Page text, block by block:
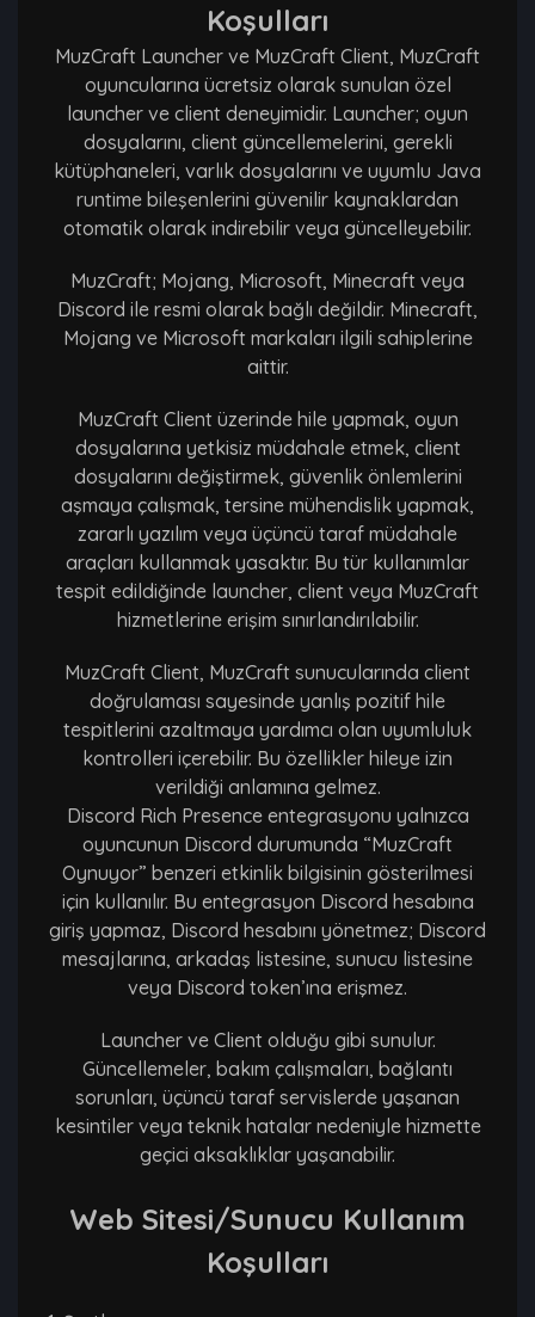
Koşulları
MuzCraft Launcher ve MuzCraft Client, MuzCraft
oyuncularına ücretsiz olarak sunulan özel
launcher ve client deneyimidir. Launcher; oyun
dosyalarını, client güncellemelerini, gerekli
kütüphaneleri, varlık dosyalarını ve uyumlu Java
runtime bileşenlerini güvenilir kaynaklardan
otomatik olarak indirebilir veya güncelleyebilir.
MuzCraft; Mojang, Microsoft, Minecraft veya
Discord ile resmi olarak bağlı değildir. Minecraft,
Mojang ve Microsoft markaları ilgili sahiplerine
aittir.
MuzCraft Client üzerinde hile yapmak, oyun
dosyalarına yetkisiz müdahale etmek, client
dosyalarını değiştirmek, güvenlik önlemlerini
aşmaya çalışmak, tersine mühendislik yapmak,
zararlı yazılım veya üçüncü taraf müdahale
araçları kullanmak yasaktır. Bu tür kullanımlar
tespit edildiğinde launcher, client veya MuzCraft
hizmetlerine erişim sınırlandırılabilir.
MuzCraft Client, MuzCraft sunucularında client
doğrulaması sayesinde yanlış pozitif hile
tespitlerini azaltmaya yardımcı olan uyumluluk
kontrolleri içerebilir. Bu özellikler hileye izin
verildiği anlamına gelmez.
Discord Rich Presence entegrasyonu yalnızca
oyuncunun Discord durumunda “MuzCraft
Oynuyor” benzeri etkinlik bilgisinin gösterilmesi
için kullanılır. Bu entegrasyon Discord hesabına
giriş yapmaz, Discord hesabını yönetmez; Discord
mesajlarına, arkadaş listesine, sunucu listesine
veya Discord token’ına erişmez.
Launcher ve Client olduğu gibi sunulur.
Güncellemeler, bakım çalışmaları, bağlantı
sorunları, üçüncü taraf servislerde yaşanan
kesintiler veya teknik hatalar nedeniyle hizmette
geçici aksaklıklar yaşanabilir.
Web Sitesi/Sunucu Kullanım
Koşulları